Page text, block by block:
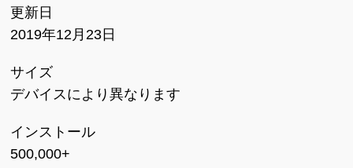
更新日
2019年12月23日
サイズ
デバイスにより異なります
インストール
500,000+